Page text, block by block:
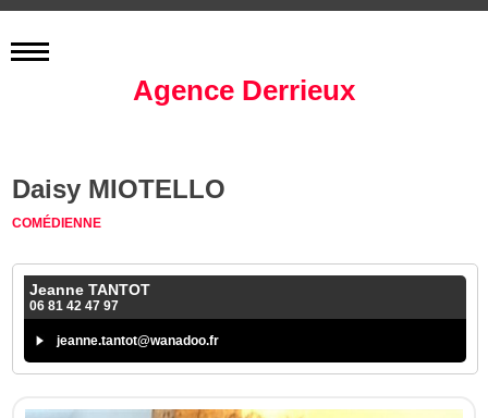
Agence Derrieux
Daisy MIOTELLO
COMÉDIENNE
Jeanne TANTOT
06 81 42 47 97
jeanne.tantot@wanadoo.fr